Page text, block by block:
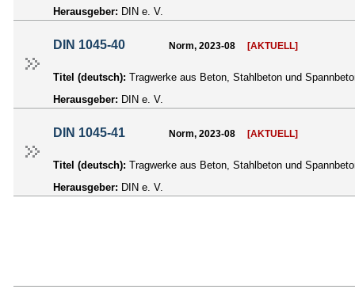
Herausgeber: DIN e. V.
DIN 1045-40 Norm, 2023-08 [AKTUELL]
Titel (deutsch): Tragwerke aus Beton, Stahlbeton und
Herausgeber: DIN e. V.
DIN 1045-41 Norm, 2023-08 [AKTUELL]
Titel (deutsch): Tragwerke aus Beton, Stahlbeton und
Herausgeber: DIN e. V.